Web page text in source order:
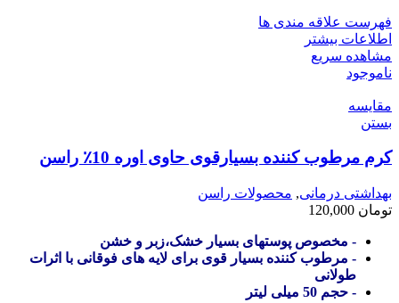
فهرست علاقه مندی ها
اطلاعات بیشتر
مشاهده سریع
ناموجود
مقایسه
بستن
کرم مرطوب کننده بسیارقوی حاوی اوره 10٪ راسن
بهداشتی درمانی, محصولات راسن
تومان
- مخصوص پوستهای بسیار خشک،زبر و خشن
- مرطوب کننده بسیار قوی برای لایه های فوقانی با اثرات
طولانی
- حجم 50 میلی لیتر